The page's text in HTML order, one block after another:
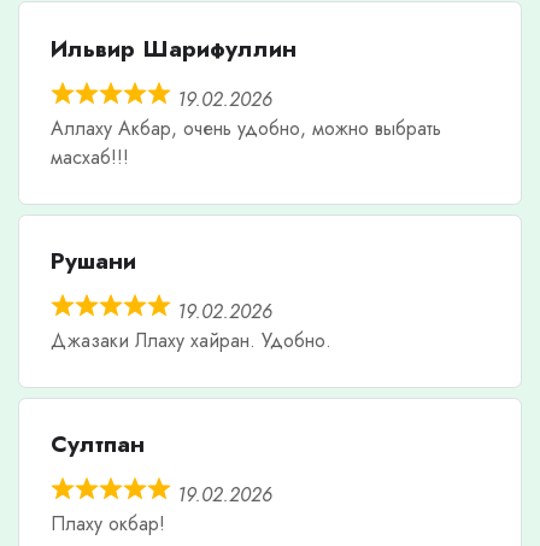
Ильвир Шарифуллин
19.02.2026
Аллаху Акбар, очень удобно, можно выбрать
масхаб!!!
Рушани
19.02.2026
Джазаки Ллаху хайран. Удобно.
Султпан
19.02.2026
Плаху окбар!